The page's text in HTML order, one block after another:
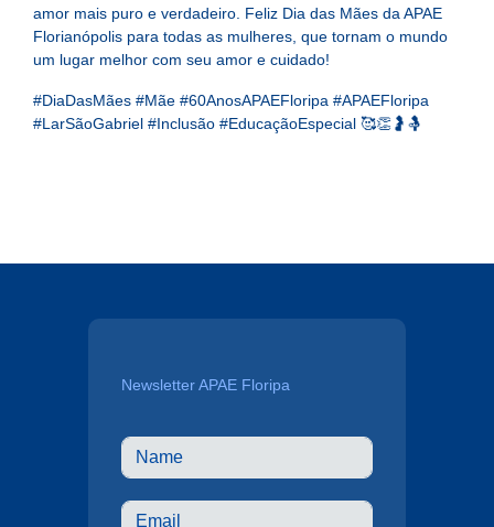
amor mais puro e verdadeiro. Feliz Dia das Mães da APAE
Florianópolis para todas as mulheres, que tornam o mundo
um lugar melhor com seu amor e cuidado!
#DiaDasMães #Mãe #60AnosAPAEFloripa #APAEFloripa
#LarSãoGabriel #Inclusão #EducaçãoEspecial 🥰👏🤰🤱
Newsletter APAE Floripa